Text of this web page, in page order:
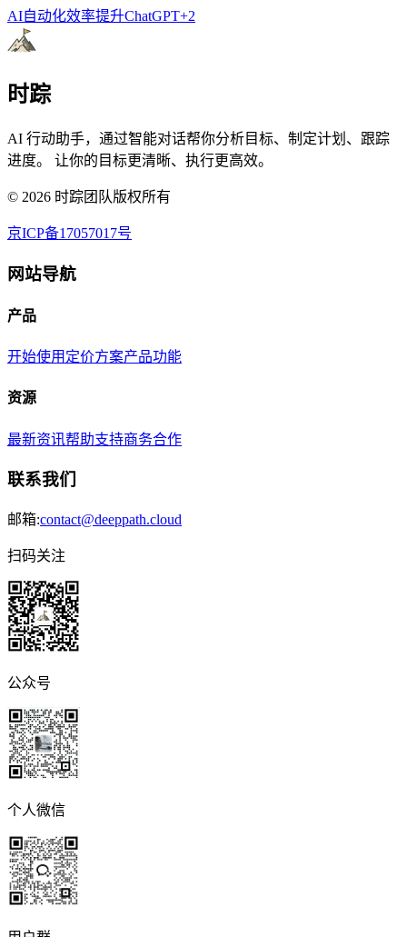
AI自动化效率提升ChatGPT+2
时踪
AI 行动助手，通过智能对话帮你分析目标、制定计划、跟踪
进度。 让你的目标更清晰、执行更高效。
© 2026 时踪团队版权所有
京ICP备17057017号
网站导航
产品
开始使用 定价方案产品功能
资源
最新资讯帮助支持商务合作
联系我们
邮箱:contact@deeppath.cloud
扫码关注
公众号
个人微信